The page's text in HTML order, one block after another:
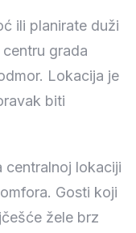
ili planirate duži
grada
Lokacija je
biti
centralnoj lokaciji
Gosti koji
žele brz